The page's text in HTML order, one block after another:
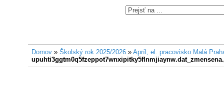
Domov »Školský rok 2025/2026 »Apríl, el. pracovisko Malá